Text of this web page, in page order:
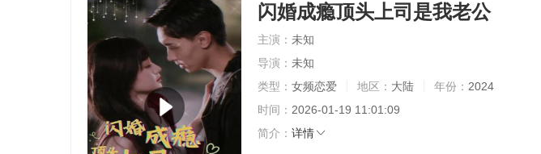
闪婚成瘾顶头上司是我老公
主演： 未知
导演： 未知
类型： 女频恋爱 地区： 大陆 年份： 2024
时间： 2026-01-19 11:01:09
简介： 详情